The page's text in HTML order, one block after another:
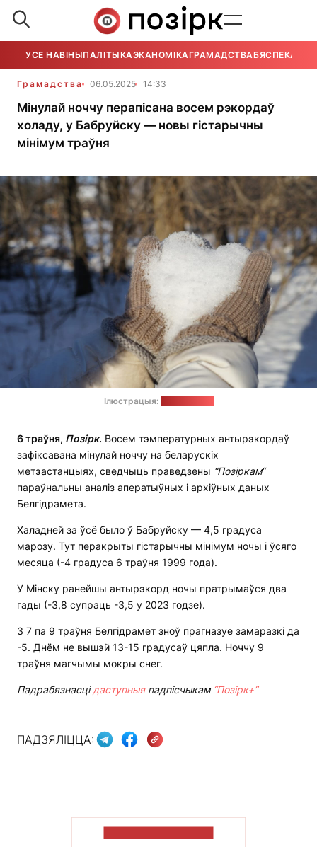
УСЕ НАВІНЫПАЛІТЫКАЭКАНОМІКАГРАМАДСТВАБЯСПЕКА
Грамадства 06.05.2025 14:33
Мінулай ноччу перапісана восем рэкордаў
холаду, у Бабруйску — новы гістарычны
мінімум траўня
Ілюстрацыя:
6 траўня, Позірк. Восем тэмпературных антырэкордаў
зафіксавана мінулай ноччу на беларускіх
метэастанцыях, сведчыць праведзены “Позіркам“
параўнальны аналіз аператыўных і архіўных даных
Белгідрамета.
Халадней за ўсё было ў Бабруйску — 4,5 градуса
марозу. Тут перакрыты гістарычны мінімум ночы і ўсяго
месяца (-4 градуса 6 траўня 1999 года).
У Мінску ранейшы антырэкорд ночы пратрымаўся два
гады (-3,8 супраць -3,5 у 2023 годзе).
З 7 па 9 траўня Белгідрамет зноў прагназуе замаразкі да
-5. Днём не вышэй 13-15 градусаў цяпла. Ноччу 9
траўня магчымы мокры снег.
Падрабязнасцідаступныяпадпісчыкам “Позірк+”
ПАДЗЯЛІЦЦА: